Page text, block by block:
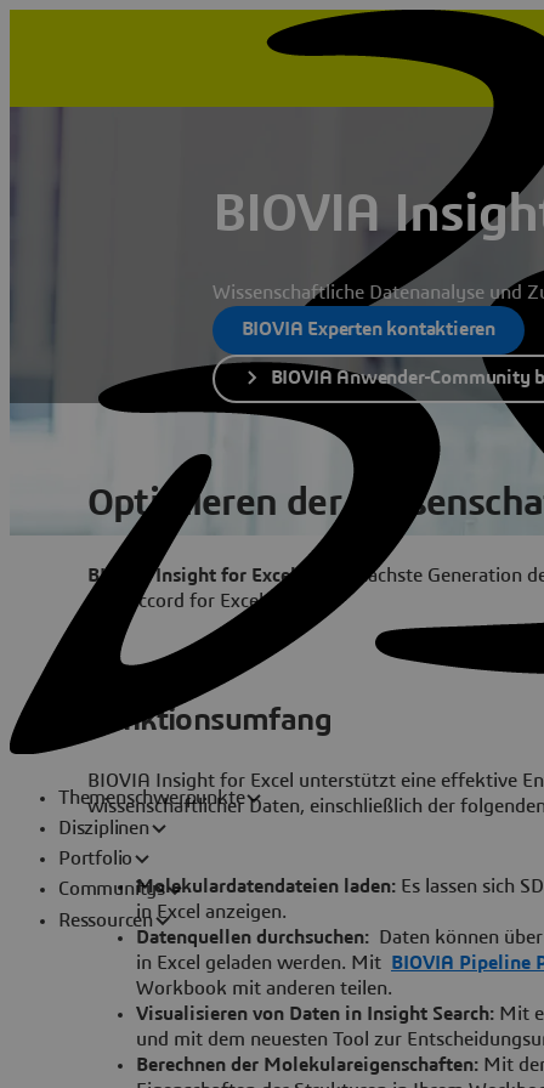
Themenschwerpunkte
Disziplinen
Portfolio
Communitys
Ressourcen
BIOVIA
Wissenschaftliche Datenanalyse und
BIOVIA Experten kontaktieren
BIOVIA Anwender-Community
Optimieren der
BIOVIA Insight for Excel ist die nächste Generation
und Accord for Excel.
Funktionsumfang
BIOVIA Insight for Excel unterstützt eine effektive
wissenschaftlicher Daten, einschließlich der
Molekulardatendateien laden: Es lassen sich
in Excel anzeigen.
Datenquellen durchsuchen:
Daten können
in Excel geladen werden. Mit
BIOVIA Pipeline
Workbook mit anderen teilen.
Visualisieren von Daten in Insight Search: Mit
und mit dem neuesten Tool zur
Berechnen der Molekulareigenschaften: Mit